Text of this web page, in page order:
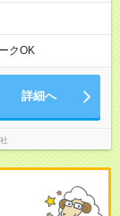
クOK
詳細へ